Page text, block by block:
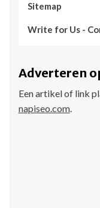
Sitemap
Write for Us -
Adverteren
Een artikel of link
napiseo.com.